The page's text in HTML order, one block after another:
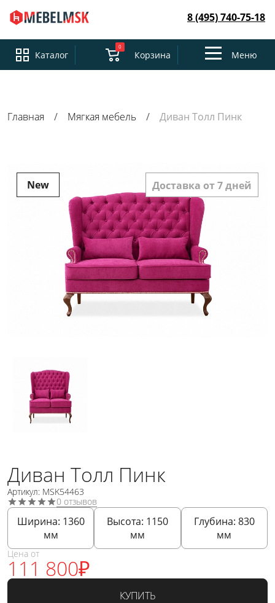
8 (495) 740-75-18
Каталог
0
Корзина
ToggleМеню
Главная Мягкая мебель Диван Толл Пинк
New Доставка от 7 дней
Диван Толл Пинк
Артикул: MSK54463
0 отзывов
Ширина: 1360
мм
Высота: 1150
мм
Глубина: 830
мм
Цена от
111 800₽
КУПИТЬ